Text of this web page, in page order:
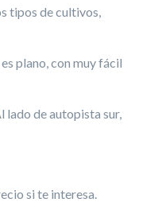
tipos de cultivos,
plano, con muy fácil
lado de autopista sur,
si te interesa.